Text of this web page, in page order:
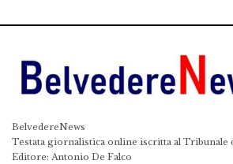
BelvedereNews
Testata giornalistica online iscritta al Tribunale
Editore: Antonio De Falco